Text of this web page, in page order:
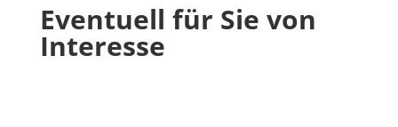
Eventuell für Sie von
Interesse